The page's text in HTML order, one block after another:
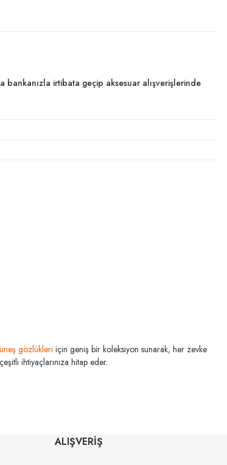
bankanızla irtibata geçip aksesuar alışverişlerinde
0₺
gözlükleri için geniş bir koleksiyon sunarak, her zevke
ihtiyaçlarınıza hitap eder.
ALIŞVERİŞ